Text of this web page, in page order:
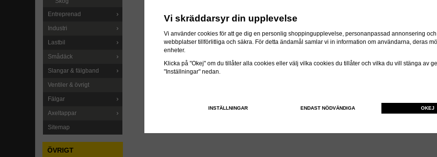
Entreprenad
Industri
Lastbil
Smådäck
Slangar & fälgband
Ventiler & övrigt
Fälgar
Axeltappar
Sitemap
ÖVRIGT
Vi skräddarsyr din upplevelse
Vi använder cookies för att ge dig en personlig shoppingupplevelse, personanpassad annonsering
webbplatser tillförlitliga och säkra. För detta ändamål samlar vi in information om användarna, deras
enheter.
Klicka på "Okej" om du tillåter alla cookies eller välj vilka cookies du tillåter och vilka du vill stänga av
"Inställningar" nedan.
INSTÄLLNINGAR ENDAST NÖDVÄNDIGA OKEJ